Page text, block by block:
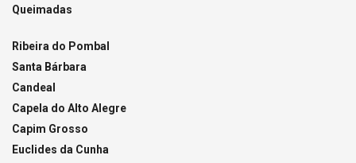
Queimadas
Ribeira do Pombal
Santa Bárbara
Candeal
Capela do Alto Alegre
Capim Grosso
Euclides da Cunha